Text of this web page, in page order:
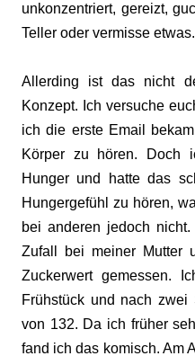
unkonzentriert, gereizt,
Teller oder vermisse etwas.
Allerding ist das nicht
Konzept. Ich versuche
ich die erste Email
Körper zu hören. Doch
Hunger und hatte das
Hungergefühl zu hören,
bei anderen jedoch
Zufall bei meiner Mutter
Zuckerwert gemessen.
Frühstück und nach
von 132. Da ich früher
fand ich das komisch. Am